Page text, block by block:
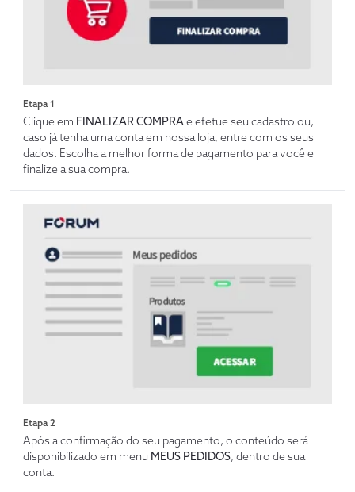
Etapa 1
Clique em FINALIZAR COMPRAe efetue seu cadastro ou,
caso já tenha uma conta em nossa loja, entre com os seus
dados. Escolha a melhor forma de pagamento para você e
finalize a sua compra.
Etapa 2
Após a confirmação do seu pagamento, o conteúdo será
disponibilizado em menu MEUS PEDIDOS, dentro de sua
conta.